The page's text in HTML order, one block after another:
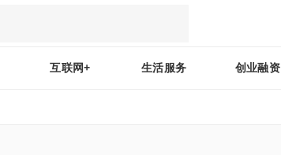
互联网+ 生活服务 创业融资